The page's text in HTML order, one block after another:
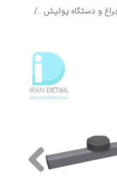
و دستگاه پولیش